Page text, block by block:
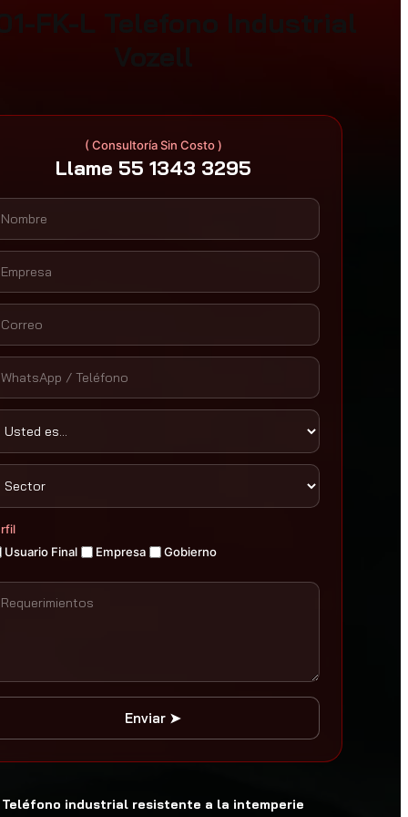
FK-L Telefono Industrial
( Consultoría Sin Costo )
Llame 55 1343 3295
Usuario Final Empresa Gobierno
Enviar ➤
Teléfono industrial resistente a la intemperie